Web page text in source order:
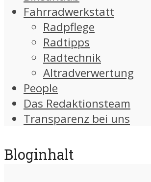
Fahrradwerkstatt
Radpflege
Radtipps
Radtechnik
Altradverwertung
People
Das Redaktionsteam
Transparenz bei uns
Bloginhalt